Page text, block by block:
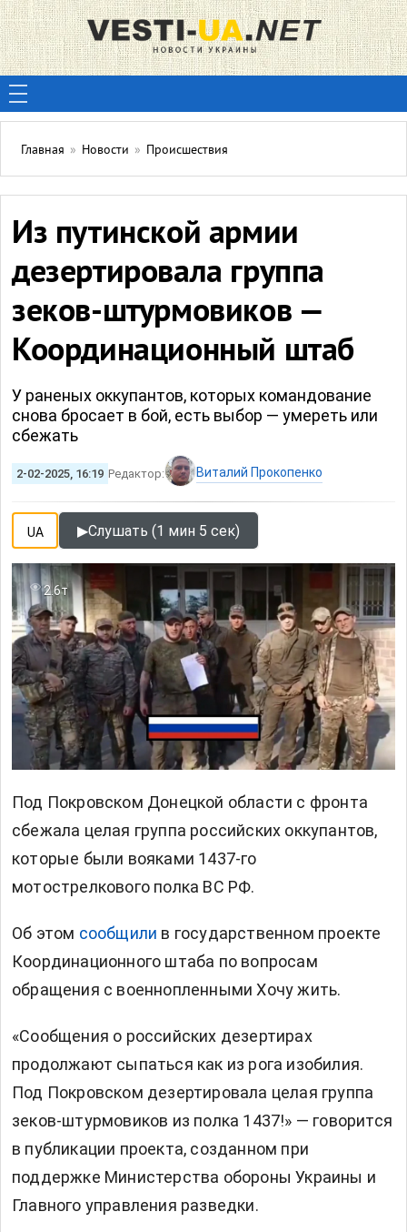
Главная » Новости » Происшествия
Из путинской армии
дезертировала группа
зеков-штурмовиков —
Координационный штаб
У раненых оккупантов, которых командование
снова бросает в бой, есть выбор — умереть или
сбежать
2-02-2025, 16:19 Редактор: Виталий Прокопенко
UA ▶Слушать (1 мин 5 сек)
2.6т
Под Покровском Донецкой области с фронта
сбежала целая группа российских оккупантов,
которые были вояками 1437-го
мотострелкового полка ВС РФ.
Об этом сообщили в государственном проекте
Координационного штаба по вопросам
обращения с военнопленными Хочу жить.
«Сообщения о российских дезертирах
продолжают сыпаться как из рога изобилия.
Под Покровском дезертировала целая группа
зеков-штурмовиков из полка 1437!» — говорится
в публикации проекта, созданном при
поддержке Министерства обороны Украины и
Главного управления разведки.